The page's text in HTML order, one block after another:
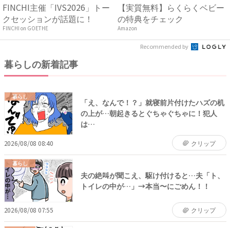
FINCHI主催「IVS2026」トー
クセッションが話題に！
FINCHI on GOETHE
【実質無料】らくらくベビー
の特典をチェック
Amazon
Recommended by
暮らしの新着記事
暮らし
「え、なんで！？」就寝前片付けたハズの机
の上が…朝起きるとぐちゃぐちゃに！犯人
は…
2026/08/08 08:40 クリップ
暮らし
夫の絶叫が聞こえ、駆け付けると…夫「ト、
トイレの中が…」→本当〜にごめん！！
2026/08/08 07:55 クリップ